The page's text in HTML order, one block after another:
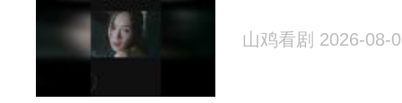
山鸡看剧 2026-08-